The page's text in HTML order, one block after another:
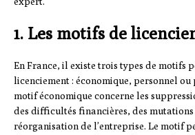
1. Les motifs de
En France, il existe trois types de motifs
licenciement : économique, personnel ou
motif économique concerne les
des difficultés financières, des
réorganisation de l’entreprise. Le motif